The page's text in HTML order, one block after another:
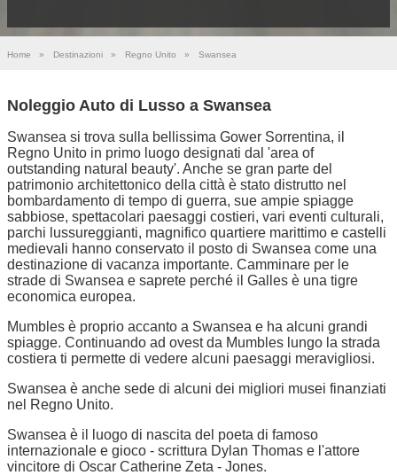
Home » Destinazioni » Regno Unito » Swansea
Noleggio Auto di Lusso a Swansea
Swansea si trova sulla bellissima Gower Sorrentina, il
Regno Unito in primo luogo designati dal 'area of
outstanding natural beauty'. Anche se gran parte del
patrimonio architettonico della città è stato distrutto nel
bombardamento di tempo di guerra, sue ampie spiagge
sabbiose, spettacolari paesaggi costieri, vari eventi culturali,
parchi lussureggianti, magnifico quartiere marittimo e castelli
medievali hanno conservato il posto di Swansea come una
destinazione di vacanza importante. Camminare per le
strade di Swansea e saprete perché il Galles è una tigre
economica europea.
Mumbles è proprio accanto a Swansea e ha alcuni grandi
spiagge. Continuando ad ovest da Mumbles lungo la strada
costiera ti permette di vedere alcuni paesaggi meravigliosi.
Swansea è anche sede di alcuni dei migliori musei finanziati
nel Regno Unito.
Swansea è il luogo di nascita del poeta di famoso
internazionale e gioco - scrittura Dylan Thomas e l'attore
vincitore di Oscar Catherine Zeta - Jones.